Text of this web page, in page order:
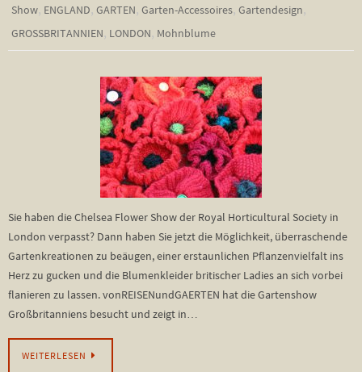
Show, ENGLAND, GARTEN, Garten-Accessoires, Gartendesign,
GROSSBRITANNIEN, LONDON, Mohnblume
Sie haben die Chelsea Flower Show der Royal Horticultural Society in
London verpasst? Dann haben Sie jetzt die Möglichkeit, überraschende
Gartenkreationen zu beäugen, einer erstaunlichen Pflanzenvielfalt ins
Herz zu gucken und die Blumenkleider britischer Ladies an sich vorbei
flanieren zu lassen. vonREISENundGAERTEN hat die Gartenshow
Großbritanniens besucht und zeigt in…
WEITERLESEN